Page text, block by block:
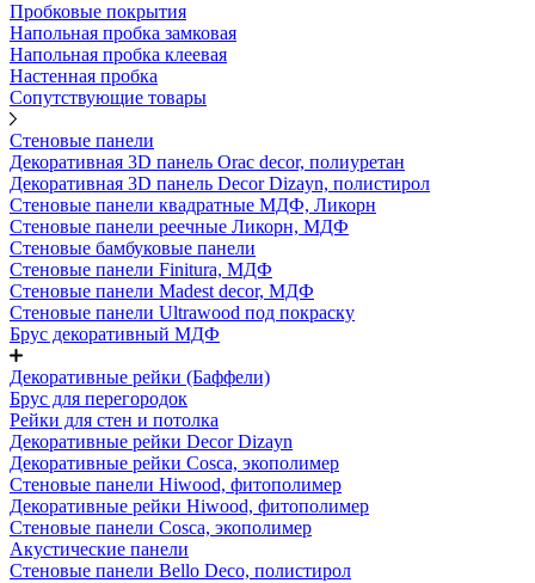
Пробковые покрытия
Напольная пробка замковая
Напольная пробка клеевая
Настенная пробка
Сопутствующие товары
Стеновые панели
Декоративная 3D панель Orac decor, полиуретан
Декоративная 3D панель Decor Dizayn, полистирол
Стеновые панели квадратные МДФ, Ликорн
Стеновые панели реечные Ликорн, МДФ
Стеновые бамбуковые панели
Стеновые панели Finitura, МДФ
Стеновые панели Madest decor, МДФ
Стеновые панели Ultrawood под покраску
Брус декоративный МДФ
Декоративные рейки (Баффели)
Брус для перегородок
Рейки для стен и потолка
Декоративные рейки Decor Dizayn
Декоративные рейки Cosca, экополимер
Стеновые панели Hiwood, фитополимер
Декоративные рейки Hiwood, фитополимер
Стеновые панели Cosca, экополимер
Акустические панели
Стеновые панели Bello Deco, полистирол